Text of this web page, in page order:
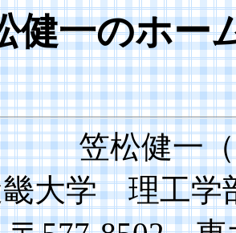
健一のホー
笠松健一（
大学 理工学